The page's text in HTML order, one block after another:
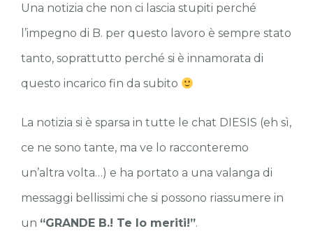
Una notizia che non ci lascia stupiti perché
l’impegno di B. per questo lavoro è sempre stato
tanto, soprattutto perché si è innamorata di
questo incarico fin da subito
La notizia si è sparsa in tutte le chat DIESIS (eh sì,
ce ne sono tante, ma ve lo racconteremo
un’altra volta…) e ha portato a una valanga di
messaggi bellissimi che si possono riassumere in
un “GRANDE B.! Te lo meriti!”.